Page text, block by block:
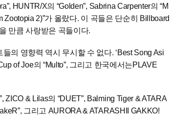
HUNTR/X의 “Golden”, Sabrina Carpenter의 “M
Zootopia 2)”가 올랐다. 이 곡들은 단순히 Billboard
만큼 사랑받은 곡들이다.
의 영향력 역시 무시할 수 없다. ‘Best Song Asi
of Joe의 “Multo”, 그리고 한국에서는PLAVE
ZICO & Lilas의 “DUET”, Balming Tiger & ATARA
그리고 AURORA & ATARASHII GAKKO!